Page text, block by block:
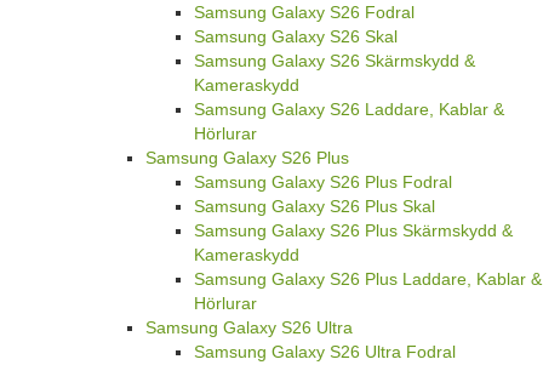
Samsung Galaxy S26 Fodral
Samsung Galaxy S26 Skal
Samsung Galaxy S26 Skärmskydd &
Kameraskydd
Samsung Galaxy S26 Laddare, Kablar &
Hörlurar
Samsung Galaxy S26 Plus
Samsung Galaxy S26 Plus Fodral
Samsung Galaxy S26 Plus Skal
Samsung Galaxy S26 Plus Skärmskydd &
Kameraskydd
Samsung Galaxy S26 Plus Laddare, Kablar &
Hörlurar
Samsung Galaxy S26 Ultra
Samsung Galaxy S26 Ultra Fodral